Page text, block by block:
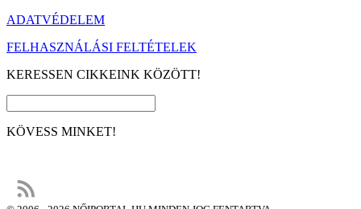
ADATVÉDELEM
FELHASZNÁLÁSI FELTÉTELEK
KERESSEN CIKKEINK KÖZÖTT!
KÖVESS MINKET!